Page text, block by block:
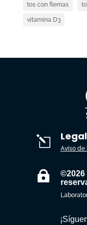
tos con flemas
vitamina D3
l
Aviso de

©2026